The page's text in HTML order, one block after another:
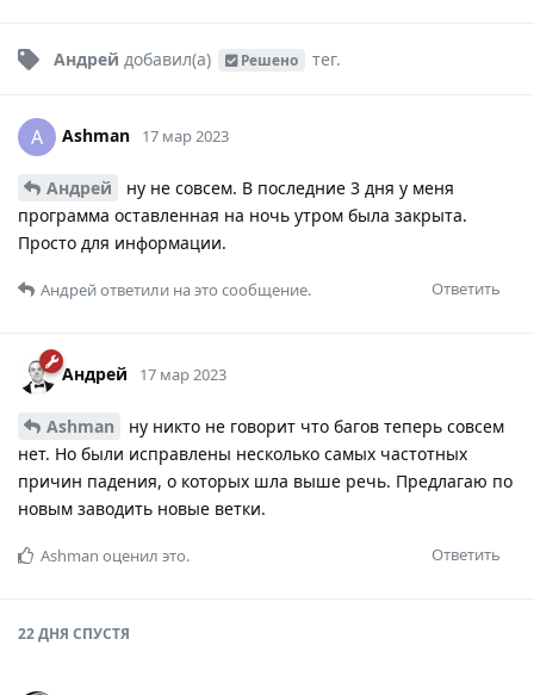
Андрей добавил(а) Решено тег.
A Ashman 17 мар 2023
Андрей
ну не совсем. В последние 3 дня у меня
программа оставленная на ночь утром была закрыта.
Просто для информации.
Ответить
Андрейответили на это сообщение.
Андрей 17 мар 2023
Ashman
ну никто не говорит что багов теперь совсем
нет. Но были исправлены несколько самых частотных
причин падения, о которых шла выше речь. Предлагаю по
новым заводить новые ветки.
Ответить
Ashman оценил это.
22 ДНЯ СПУСТЯ